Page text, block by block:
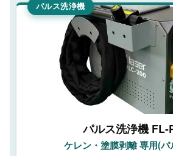
パルス洗浄機
パルス洗浄機 FL-
ケレン・塗膜剥離 専用(パ